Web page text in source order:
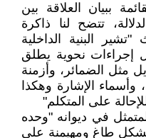
ببيان العلاقة بين
تتضح لنا ذاكرة
"تشير البنية الداخلية
إجراءات نحوية يطلق
مثل الضمائر، وأزمنة
الإشارة وهكذا
على المتكلم"
في ديوانه "وحده
طاغ ومهيمنة على